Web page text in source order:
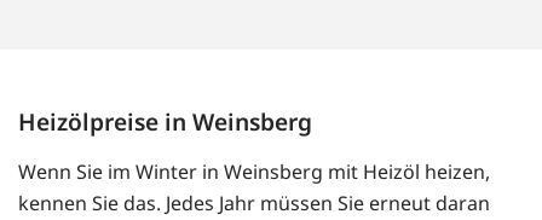
Heizölpreise in Weinsberg
Wenn Sie im Winter in Weinsberg mit Heizöl heizen,
kennen Sie das. Jedes Jahr müssen Sie erneut daran